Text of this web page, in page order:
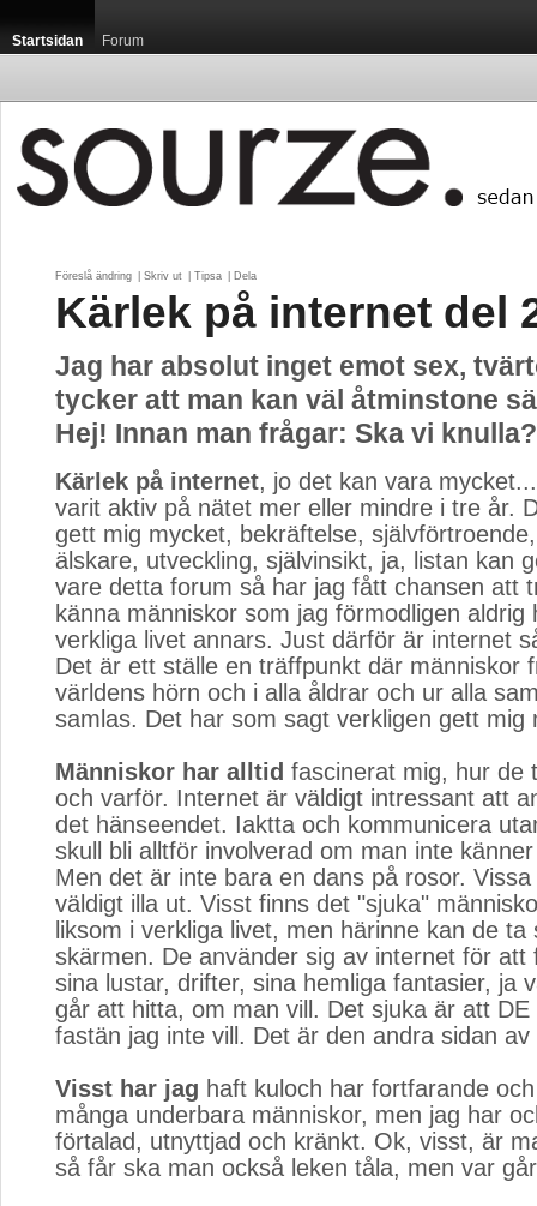
Startsidan Forum
Föreslå ändring Skriv ut Tipsa Dela
Kärlek på internet del
Jag har absolut inget emot sex,
tycker att man kan väl åtminstone
Hej! Innan man frågar: Ska vi knulla?
Kärlek på internet, jo det kan vara
varit aktiv på nätet mer eller mindre i tre år.
gett mig mycket, bekräftelse,
älskare, utveckling, självinsikt, ja, listan kan
vare detta forum så har jag fått chansen att
känna människor som jag förmodligen aldrig
verkliga livet annars. Just därför är internet
Det är ett ställe en träffpunkt där människor
världens hörn och i alla åldrar och ur alla
samlas. Det har som sagt verkligen gett mig
Människor har alltid fascinerat mig, hur de
och varför. Internet är väldigt intressant att
det hänseendet. Iaktta och kommunicera
skull bli alltför involverad om man inte
Men det är inte bara en dans på rosor.
väldigt illa ut. Visst finns det "sjuka"
liksom i verkliga livet, men härinne kan de ta
skärmen. De använder sig av internet för att
sina lustar, drifter, sina hemliga fantasier, ja
går att hitta, om man vill. Det sjuka är att
fastän jag inte vill. Det är den andra sidan av
Visst har jag haft kuloch har fortfarande
många underbara människor, men jag har
förtalad, utnyttjad och kränkt. Ok, visst, är
så får ska man också leken tåla, men var